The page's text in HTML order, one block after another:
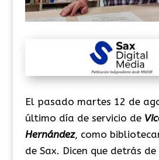
El pasado martes 12 de
último día de servicio de
Hernández, como
de Sax. Dicen que detrás